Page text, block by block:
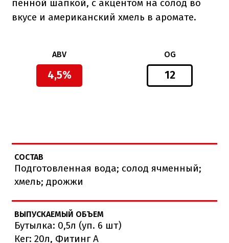
пенной шапкой, с акцентом на солод во
вкусе и американский хмель в аромате.
ABV
4,5%
OG
12
СОСТАВ
Подготовленная вода; солод ячменный;
хмель; дрожжи
ВЫПУСКАЕМЫЙ ОБЪЕМ
Бутылка: 0,5л (уп. 6 шт)
Кег: 20л, Фитинг А